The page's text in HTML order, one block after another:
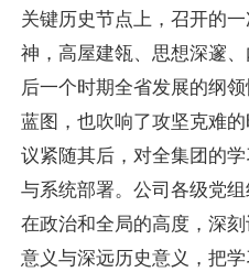
关键历史节点上，召开的
神，高屋建瓴、思想深邃
后一个时期全省发展的纲
蓝图，也吹响了攻坚克难
议紧随其后，对全集团的
与系统部署。公司各级党
在政治和全局的高度，深
意义与深远历史意义，把